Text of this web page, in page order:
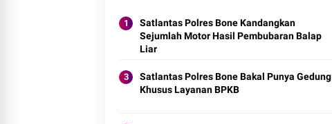
Satlantas Polres Bone Kandangkan
Sejumlah Motor Hasil Pembubaran Balap
Liar
Satlantas Polres Bone Bakal Punya Gedung
Khusus Layanan BPKB